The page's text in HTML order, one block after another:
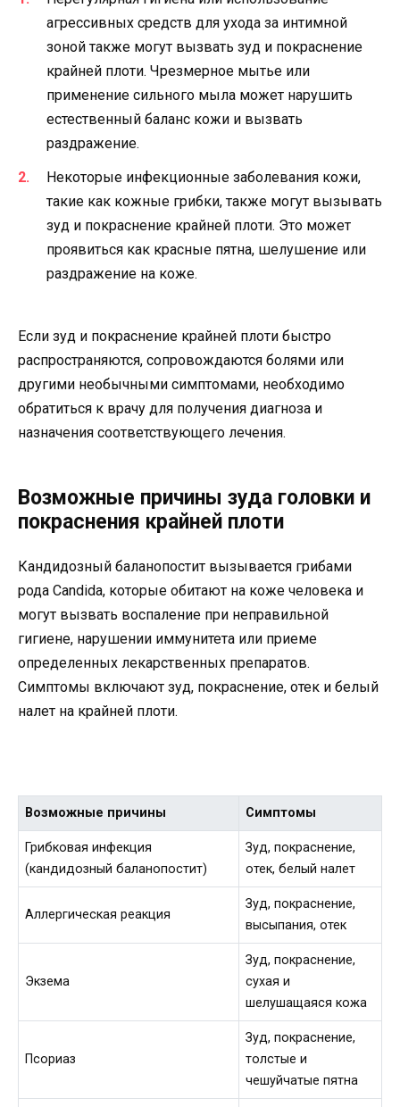
агрессивных средств для ухода за интимной
зоной также могут вызвать зуд и покраснение
крайней плоти. Чрезмерное мытье или
применение сильного мыла может нарушить
естественный баланс кожи и вызвать
раздражение.
Некоторые инфекционные заболевания кожи,
такие как кожные грибки, также могут вызывать
зуд и покраснение крайней плоти. Это может
проявиться как красные пятна, шелушение или
раздражение на коже.
Если зуд и покраснение крайней плоти быстро
распространяются, сопровождаются болями или
другими необычными симптомами, необходимо
обратиться к врачу для получения диагноза и
назначения соответствующего лечения.
Возможные причины зуда головки и
покраснения крайней плоти
Кандидозный баланопостит вызывается грибами
рода Candida, которые обитают на коже человека и
могут вызвать воспаление при неправильной
гигиене, нарушении иммунитета или приеме
определенных лекарственных препаратов.
Симптомы включают зуд, покраснение, отек и белый
налет на крайней плоти.
Возможные причины Симптомы
Грибковая инфекция
(кандидозный баланопостит)
Зуд, покраснение,
отек, белый налет
Аллергическая реакция
Зуд, покраснение,
высыпания, отек
Экзема
Зуд, покраснение,
сухая и
шелушащаяся кожа
Псориаз
Зуд, покраснение,
толстые и
чешуйчатые пятна